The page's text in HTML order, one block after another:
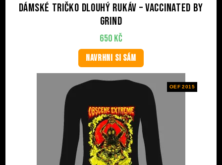
Dámské tričko dlouhý rukáv – Vaccinated by
Grind
650 Kč
NAVRHNI SI SÁM
OEF 2015